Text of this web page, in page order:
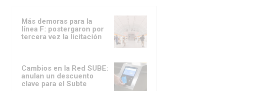
Más demoras para la
línea F: postergaron por
tercera vez la licitación
Cambios en la Red SUBE:
anulan un descuento
clave para el Subte